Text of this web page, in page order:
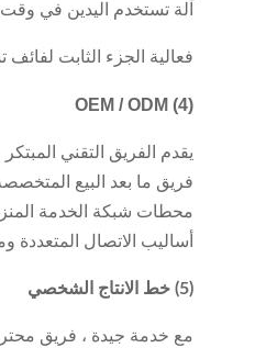
آلة تستخدم اليدين في
فعالية الجزء الثابت
(4)
OEM / ODM
يقدم الفريق التقني
فريق ما بعد البيع
محطات شبكة الخدمة
أساليب الاتصال المتعددة
(5) خط الانتاج الشخصي